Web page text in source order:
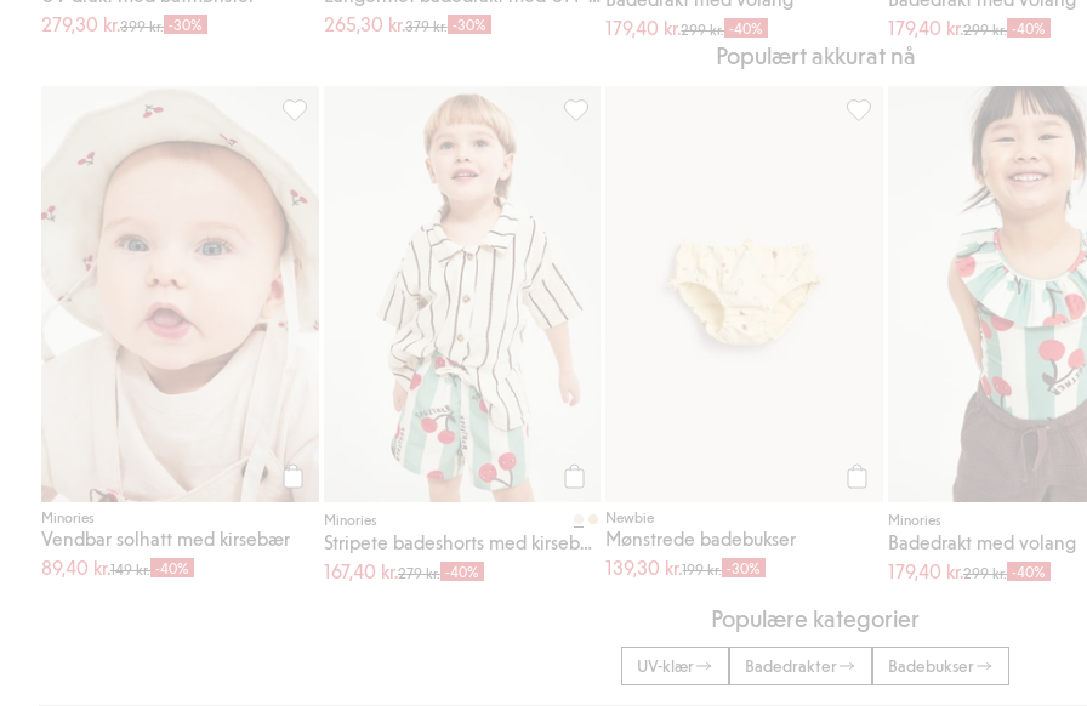
279,30 kr.399 kr. -30%
265,30 kr.379 kr. -30%
179,40 kr.299 kr. -40%
179,40 kr.299 kr. -40%
Populært akkurat nå
Legg til
Minories
Vendbar solhatt med kirsebær
89,40 kr.149 kr. -40%
Vendbar solhatt med kirsebær, Legg til i favoriter
Minories
Stripete badeshorts med kirsebær
167,40 kr.279 kr. -40%
Stripete badeshorts med kirsebær, Legg til i favoriter
Newbie
Mønstrede badebukser
139,30 kr.199 kr. -30%
Mønstrede badebukser,
Minories
Badedrakt med volang
179,40 kr.299 kr. -40%
Populære kategorier
UV-klær Badedrakter Badebukser